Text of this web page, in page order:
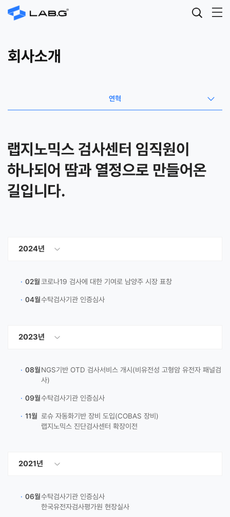
회사소개
연혁
2024년
· 02월코로나19 검사에 대한 기여로 남양주 시장 표창
· 04월수탁검사기관 인증심사
2023년
· 08월NGS기반 OTD 검사서비스 개시(비유전성 고형암 유전자 패널검
사)
· 09월수탁검사기관 인증심사
· 11월 로슈 자동화기반 장비 도입(COBAS 장비)
랩지노믹스 진단검사센터 확장이전
2021년
· 06월수탁검사기관 인증심사
한국유전자검사평가원 현장실사